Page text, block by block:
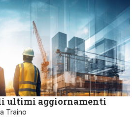
ultimi aggiornamenti
Traino